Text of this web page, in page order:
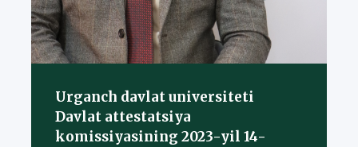
Urganch davlat universiteti
Davlat attestatsiya
komissiyasining 2023-yil 14-